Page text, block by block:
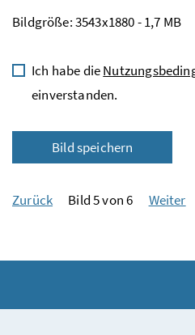
Bildgröße: 3543x1880 - 1,7 MB
Ich habe die
einverstanden.
Bild speichern
Zurück Bild 5 von 6 Weiter